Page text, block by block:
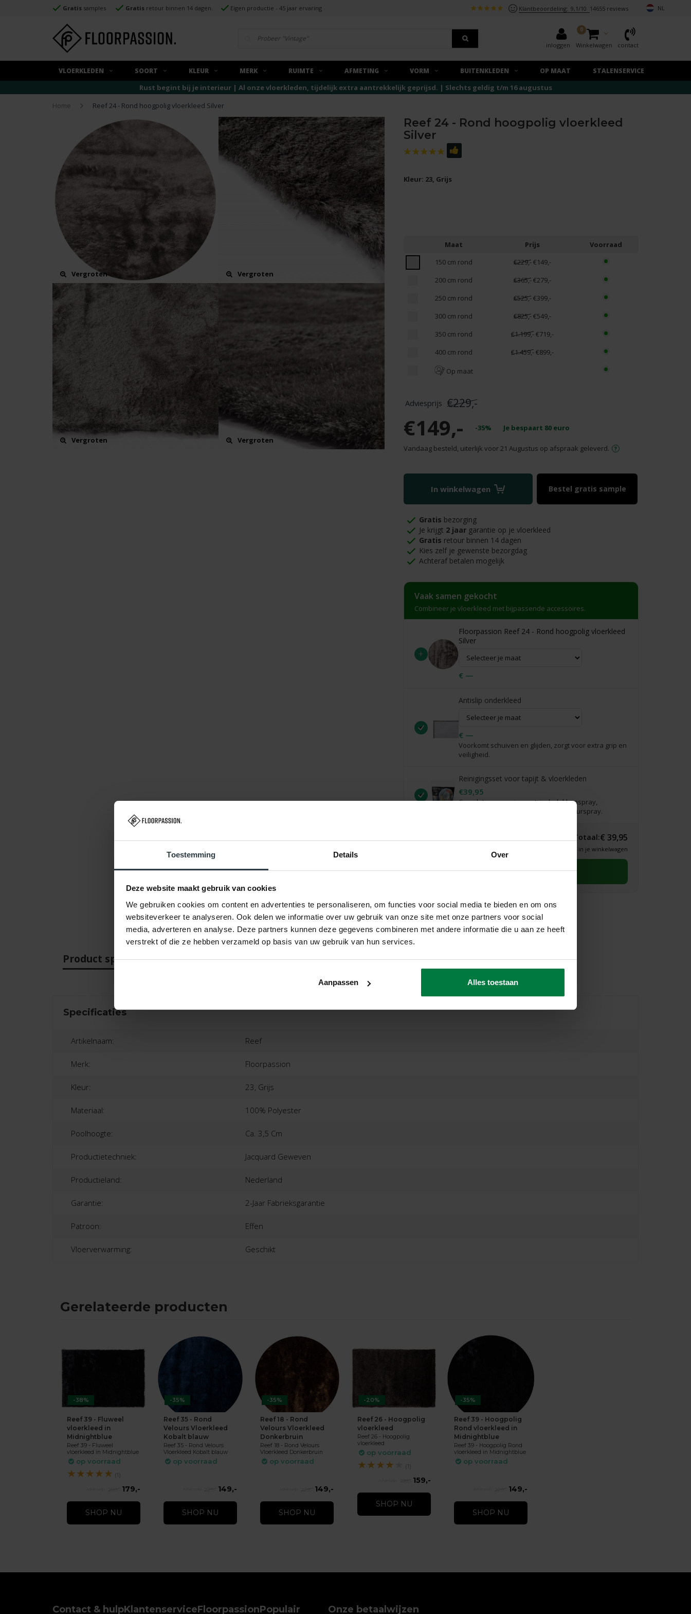
Toestemming Details Over
Deze website maakt gebruik van cookies
We gebruiken cookies om content en advertenties te personaliseren, om functies voor social media te bieden en om ons
websiteverkeer te analyseren. Ook delen we informatie over uw gebruik van onze site met onze partners voor social
media, adverteren en analyse. Deze partners kunnen deze gegevens combineren met andere informatie die u aan ze heeft
verstrekt of die ze hebben verzameld op basis van uw gebruik van hun services.
Aanpassen Alles toestaan
Gratis samples Gratis retour binnen 14 dagen. Eigen productie - 45 jaar ervaring Klantbeoordeling: 9,1/10 14655 reviews NL
inloggen
0
Winkelwagen contact
VLOERKLEDEN SOORT KLEUR MERK RUIMTE AFMETING VORM BUITENKLEDEN OP MAAT STALENSERVICE
Rust begint bij je interieur | Al onze vloerkleden, tijdelijk extra aantrekkelijk geprijsd. | Slechts geldig t/m 16 augustus
Home
Reef 24 - Rond hoogpolig vloerkleed Silver
Vergroten Vergroten
Vergroten Vergroten
Reef 24 - Rond hoogpolig vloerkleed
Silver
Kleur: 23, Grijs
Maat Prijs
Voorraad
150 cm rond
€229,-€149,-
200 cm rond
€365,-€279,-
250 cm rond
€525,-€399,-
300 cm rond
€825,-€549,-
350 cm rond
€1.199,-€719,-
400 cm rond
€1.459,-€899,-
Op maat
€229,-
€149,- -35% Je bespaart 80euro
Vandaag besteld, uiterlijk voor 21 Augustus op afspraak geleverd.
In winkelwagen Bestel gratis sample
Gratis bezorging
Je krijgt 2 jaargarantie op je vloerkleed
Gratis retour binnen 14 dagen
Kies zelf je gewenste bezorgdag
Achteraf betalen mogelijk
Vaak samen gekocht
Combineer je vloerkleed met bijpassende accessoires.
+
Floorpassion Reef 24 - Rond hoogpolig vloerkleed
Silver
€ —
Antislip onderkleed
€ —
Voorkomt schuiven en glijden, zorgt voor extra grip en
veiligheid.
Reinigingsset voor tapijt & vloerkleden
€39,95
Complete verzorgingsset: incl. vlekkenspray,
vlekkenwonder, handdoekje & interieurspray.
Totaal:€ 39,95
* Definitieve prijs zie je in je winkelwagen
Selecteer eerst een maat
Product specificaties Beoordelingen Product
Specificaties
Artikelnaam: Reef
Merk: Floorpassion
Kleur: 23, Grijs
Materiaal: 100% Polyester
Poolhoogte: Ca. 3,5 Cm
Productietechniek: Jacquard Geweven
Productieland: Nederland
Garantie: 2-Jaar Fabrieksgarantie
Patroon: Effen
Vloerverwarming: Geschikt
Gerelateerde producten
-38%
Reef 39 - Fluweel
vloerkleed in
Midnightblue
Reef 39 - Fluweel
vloerkleed in Midnightblue
op voorraad
★★★★★ (1)
179,-
SHOP NU
-35%
Reef 35 - Rond
Velours Vloerkleed
Kobalt blauw
Reef 35 - Rond Velours
Vloerkleed Kobalt blauw
op voorraad
149,-
SHOP NU
-35%
Reef 18 - Rond
Velours Vloerkleed
Donkerbruin
Reef 18 - Rond Velours
Vloerkleed Donkerbruin
op voorraad
149,-
SHOP NU
-20%
Reef 26 - Hoogpolig
vloerkleed
Reef 26 - Hoogpolig
vloerkleed
op voorraad
★★★★ (1)
159,-
SHOP NU
-35%
Reef 39 - Hoogpolig
Rond vloerkleed in
Midnightblue
Reef 39 - Hoogpolig Rond
vloerkleed in Midnightblue
op voorraad
149,-
SHOP NU
Contact & hulpKlantenserviceFloorpassionPopulair Onze betaalwijzen